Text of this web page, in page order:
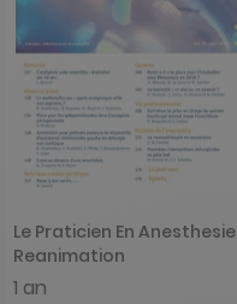
Le Praticien En Anesthesie
Reanimation
1 an